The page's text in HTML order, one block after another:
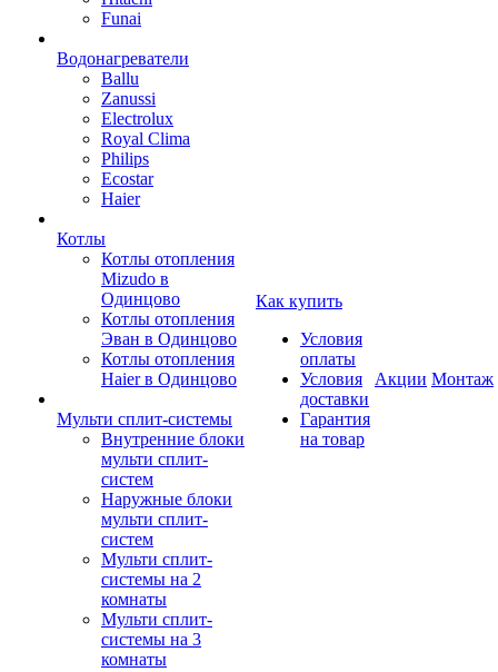
Funai
Водонагреватели
Ballu
Zanussi
Electrolux
Royal Clima
Philips
Ecostar
Haier
Котлы
Котлы отопления
Mizudo в
Одинцово
Котлы отопления
Эван в Одинцово
Котлы отопления
Haier в Одинцово
Мульти сплит-системы
Внутренние блоки
мульти сплит-
систем
Наружные блоки
мульти сплит-
систем
Мульти сплит-
системы на 2
комнаты
Мульти сплит-
системы на 3
комнаты
Как купить
Условия
оплаты
Условия
доставки
Гарантия
на товар
Акции Монтаж